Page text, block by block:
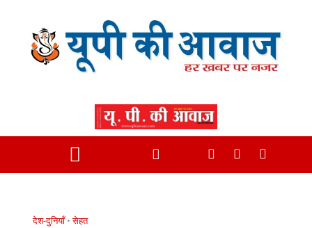
देश-दुनियाँ • सेहत